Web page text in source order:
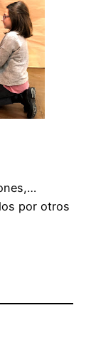
por otros